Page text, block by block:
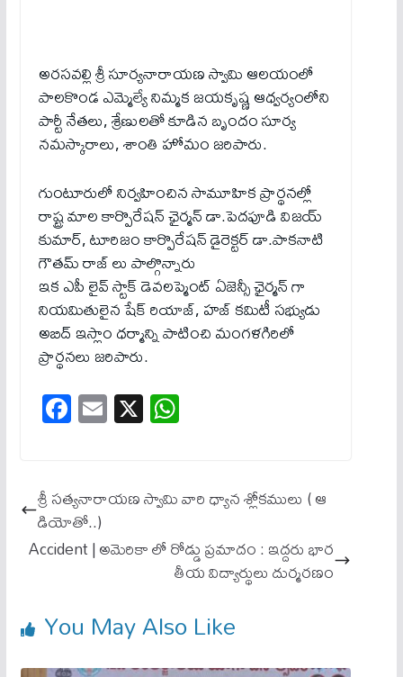
అరసవల్లి శ్రీ సూర్యనారాయణ స్వామి ఆలయంలో
పాలకొండ ఎమ్మెల్యే నిమ్మక జయకృష్ణ ఆధ్వర్యంలోని
పార్టీ నేతలు, శ్రేణులతో కూడిన బృందం సూర్య
నమస్కారాలు, శాంతి హోమం జ‌రిపారు.
గుంటూరులో నిర్వహించిన సామూహిక ప్రార్థనల్లో
రాష్ట్ర మాల కార్పొరేషన్ ఛైర్మన్ డా.పెదపూడి విజయ్
కుమార్, టూరిజం కార్పొరేషన్ డైరెక్టర్ డా.పాకనాటి
గౌతమ్ రాజ్ లు పాల్గొన్నారు
ఇక ఎపీ లైవ్ స్టాక్ డెవలప్మెంట్ ఏజెన్సీ ఛైర్మన్ గా
నియమితులైన షేక్ రియాజ్, హజ్ కమిటీ సభ్యుడు
అబిద్ ఇస్లాం ధర్మాన్ని పాటించి మంగళగిరిలో
ప్రార్థనలు జ‌రిపారు.
Fa
ce
ok
E
m
X W
ha
A
శ్రీ సత్యనారాయణ స్వామి వారి ధ్యాన శ్లోకములు ( ఆ
డియోతో..)
Accident | అమెరికా లో రోడ్డు ప్రమాదం : ఇద్దరు భార
తీయ విద్యార్థులు దుర్మరణం
You May Also Like